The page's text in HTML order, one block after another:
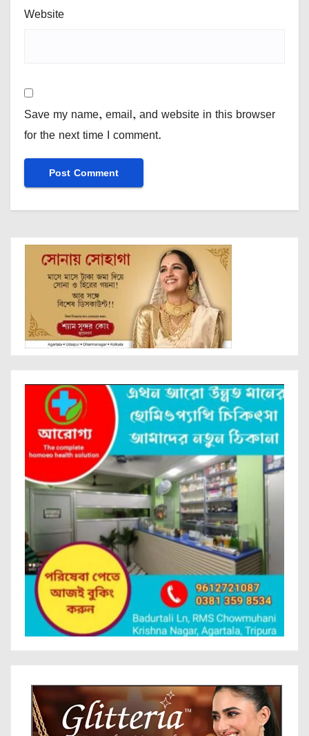
Website
Save my name, email, and website in this browser
for the next time I comment.